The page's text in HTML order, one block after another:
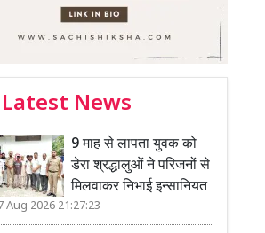
Latest News
9 माह से लापता युवक को
डेरा श्रद्धालुओं ने परिजनों से
मिलवाकर निभाई इन्सानियत
Aug 2026 21:27:23